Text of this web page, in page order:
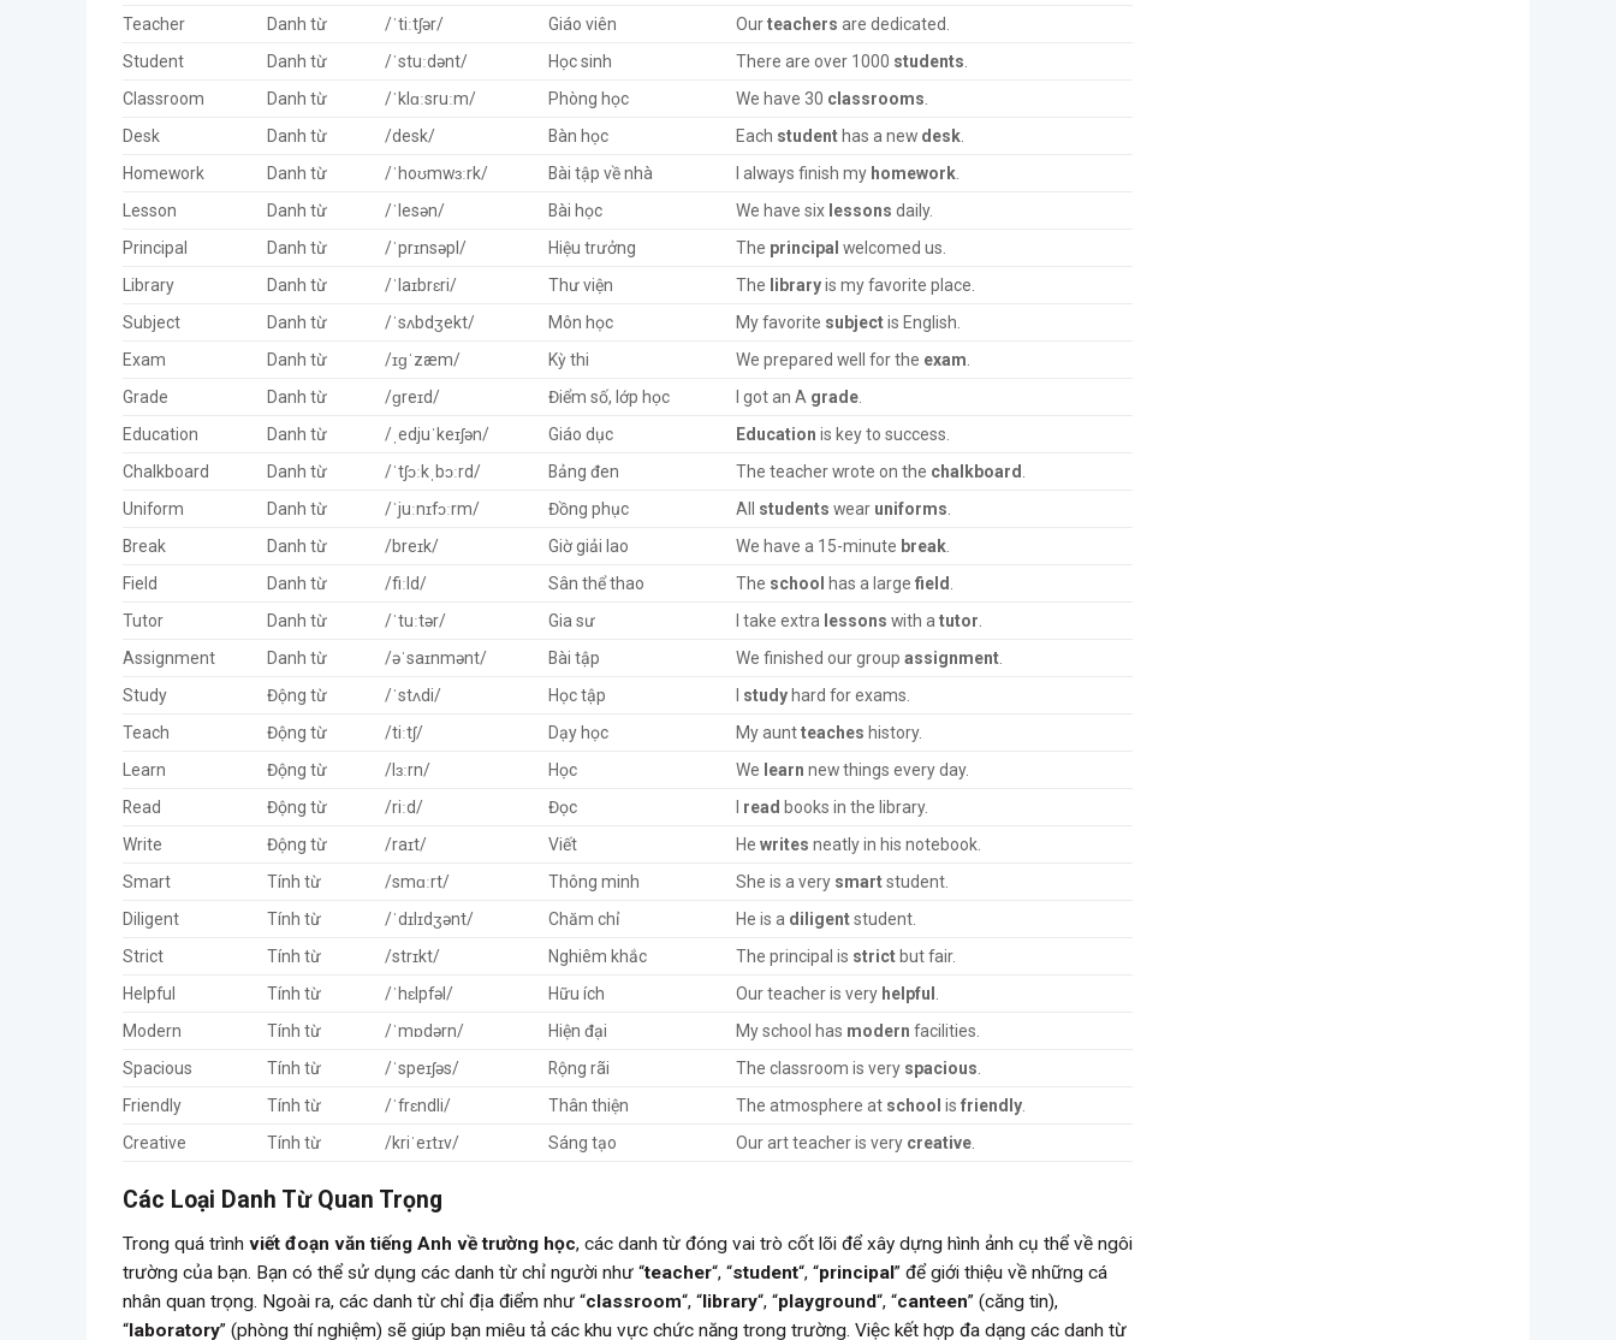
Teacher
Danh từ /ˈtiːtʃər/ Giáo viên Ourteachers are dedicated.
Student
Danh từ /ˈstuːdənt/ Học sinh There are over 1000 students.
Classroom
Danh từ /ˈklɑːsruːm/ Phòng học We have 30 classrooms.
Desk
Danh từ /desk/ Bàn học Each studenthas a new desk.
Homework
Danh từ /ˈhoʊmwɜːrk/ Bài tập về nhà I always finish my homework.
Lesson
Danh từ /ˈlesən/ Bài học We have six lessons daily.
Principal
Danh từ /ˈprɪnsəpl/ Hiệu trưởng The principal welcomed us.
Library
Danh từ /ˈlaɪbrɛri/ Thư viện The libraryis my favorite place.
Subject
Danh từ /ˈsʌbdʒekt/ Môn học My favorite subjectis English.
Exam
Danh từ /ɪɡˈzæm/ Kỳ thi We prepared well for the exam.
Grade
Danh từ /ɡreɪd/ Điểm số, lớp học I got an A grade.
Education
Danh từ /ˌedjuˈkeɪʃən/ Giáo dục Education is key to success.
Chalkboard
Danh từ /ˈtʃɔːkˌbɔːrd/ Bảng đen The teacher wrote on the chalkboard .
Uniform
Danh từ /ˈjuːnɪfɔːrm/ Đồng phục All students wear uniforms.
Break
Danh từ /breɪk/ Giờ giải lao We have a 15-minute break.
Field
Danh từ /fiːld/ Sân thể thao The school has a large field .
Tutor
Danh từ /ˈtuːtər/ Gia sư I take extra lessons with atutor.
Assignment
Danh từ /əˈsaɪnmənt/ Bài tập We finished our group assignment.
Study
Động từ /ˈstʌdi/ Học tập studyhard for exams.
Teach
Động từ /tiːtʃ/ Dạy học My auntteaches history.
Learn
Động từ /lɜːrn/ Học We learn new things every day.
Read
Động từ /riːd/ Đọc read books in the library.
Write
Động từ /raɪt/ Viết He writes neatly in his notebook.
Smart
Tính từ /smɑːrt/ Thông minh She is a very smartstudent.
Diligent
Tính từ /ˈdɪlɪdʒənt/ Chăm chỉ He is a diligentstudent.
Strict
Tính từ /strɪkt/ Nghiêm khắc The principal is strictbut fair.
Helpful
Tính từ /ˈhɛlpfəl/ Hữu ích Our teacher is very helpful .
Modern
Tính từ /ˈmɒdərn/ Hiện đại My school has modern facilities.
Spacious
Tính từ /ˈspeɪʃəs/ Rộng rãi The classroom is very spacious.
Friendly
Tính từ /ˈfrɛndli/ Thân thiện The atmosphere at school is friendly.
Creative
Tính từ /kriˈeɪtɪv/ Sáng tạo Our art teacher is very creative.
Các Loại Danh Từ Quan Trọng
Trong quá trình viết đoạn văn tiếng Anh về trường học, các danh từ đóng vai trò cốt lõi để xây dựng hình ảnh cụ thể về ngôi
trường của bạn. Bạn có thể sử dụng các danh từ chỉ người như “teacher“, “student“, “principal ” để giới thiệu về những cá
nhân quan trọng. Ngoài ra, các danh từ chỉ địa điểm như “classroom“, “ library“, “playground“, “canteen” (căng tin),
“ laboratory” (phòng thí nghiệm) sẽ giúp bạn miêu tả các khu vực chức năng trong trường. Việc kết hợp đa dạng các danh từ